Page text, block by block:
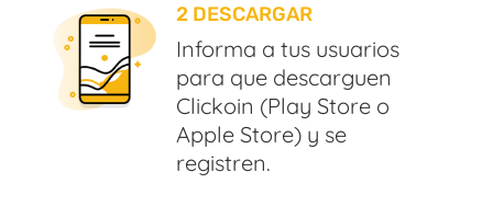
2 DESCARGAR
Informa a tus usuarios
para que descarguen
Clickoin (Play Store o
Apple Store) y se
registren.